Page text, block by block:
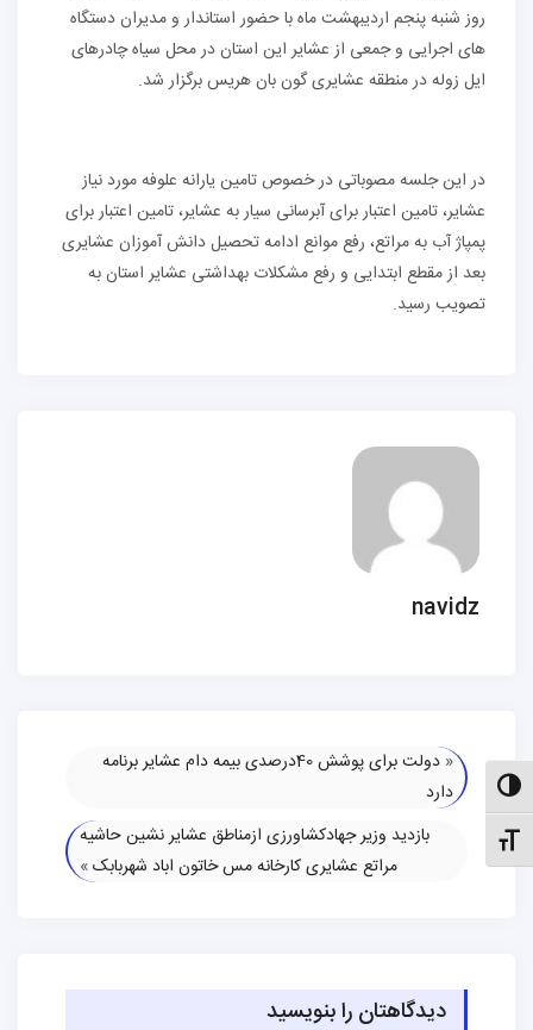
حالت کنتراست بالا
تنظیم اندازهٔ فونت
روز شنبه پنجم اردیبهشت ماه با حضور استاندار و مدیران دستگاه
های اجرایی و جمعی از عشایر این استان در محل سیاه چادرهای
ایل زوله در منطقه عشایری گون بان هریس برگزار شد.
در این جلسه مصوباتی در خصوص تامین یارانه علوفه مورد نیاز
عشایر، تامین اعتبار برای آبرسانی سیار به عشایر، تامین اعتبار برای
پمپاژ آب به مراتع، رفع موانع ادامه تحصیل دانش آموزان عشایری
بعد از مقطع ابتدایی و رفع مشکلات بهداشتی عشایر استان به
تصویب رسید.
navidz
«
دولت برای پوشش 40درصدی بیمه دام عشایر برنامه
دارد
بازدید وزیر جهادکشاورزی ازمناطق عشایر نشین حاشیه
مراتع عشایری کارخانه مس خاتون اباد شهربابک»
دیدگاهتان را بنویسید